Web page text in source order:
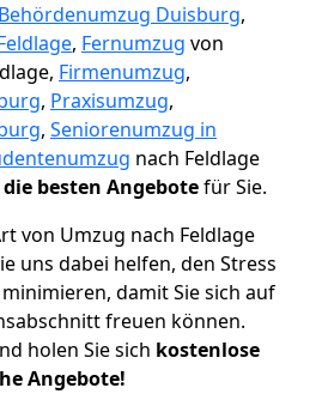
Behördenumzug Duisburg,
, Fernumzug von
Firmenumzug,
, Praxisumzug,
, Seniorenumzug in
nach Feldlage
besten Angebotefür Sie.
von Umzug nach Feldlage
uns dabei helfen, den Stress
damit Sie sich auf
freuen können.
holen Sie sich kostenlose
Angebote!